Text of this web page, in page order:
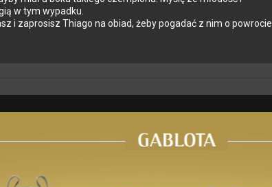
w tym wypadku.
i zaprosisz Thiago na obiad, żeby pogadać z nim o powrocie